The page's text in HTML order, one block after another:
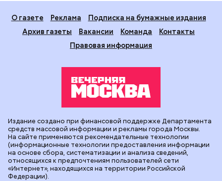
О газете Реклама
Подписка на бумажные издания
Архив газеты
Вакансии Команда
Контакты
Правовая информация
Издание создано при финансовой поддержке Департамента
средств массовой информации и рекламы города Москвы.
На сайте применяются рекомендательные технологии
(информационные технологии предоставления информации
на основе сбора, систематизации и анализа сведений,
относящихся к предпочтениям пользователей сети
«Интернет», находящихся на территории Российской
Федерации).